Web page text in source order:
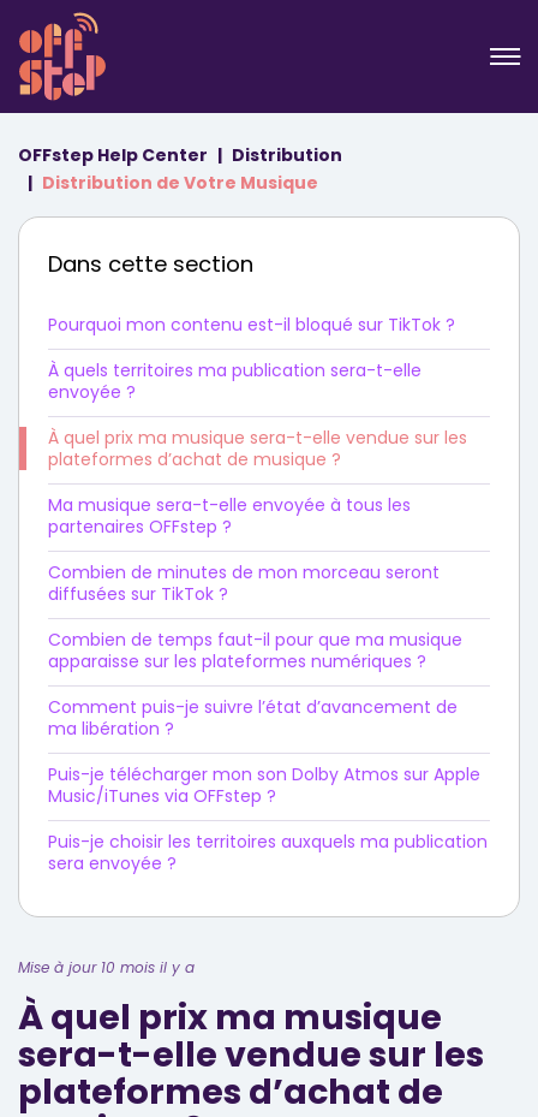
OFFstep Help Center
Distribution
Distribution de Votre Musique
Dans cette section
Pourquoi mon contenu est-il bloqué sur TikTok ?
À quels territoires ma publication sera-t-elle
envoyée ?
À quel prix ma musique sera-t-elle vendue sur les
plateformes d’achat de musique ?
Ma musique sera-t-elle envoyée à tous les
partenaires OFFstep ?
Combien de minutes de mon morceau seront
diffusées sur TikTok ?
Combien de temps faut-il pour que ma musique
apparaisse sur les plateformes numériques ?
Comment puis-je suivre l’état d’avancement de
ma libération ?
Puis-je télécharger mon son Dolby Atmos sur Apple
Music/iTunes via OFFstep ?
Puis-je choisir les territoires auxquels ma publication
sera envoyée ?
Mise à jour 10 mois il y a
À quel prix ma musique
sera-t-elle vendue sur les
plateformes d’achat de